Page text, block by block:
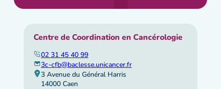
Centre de Coordination en Cancérologie
02 31 45 40 99
3c-cfb@baclesse.unicancer.fr
3 Avenue du Général Harris
14000 Caen